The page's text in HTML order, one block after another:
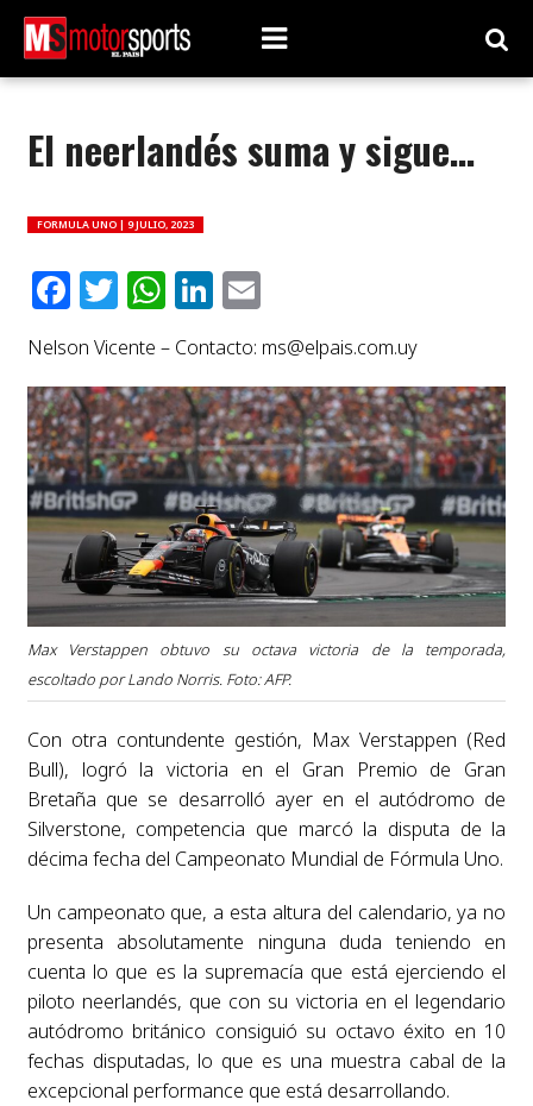
El neerlandés suma y sigue…
FORMULA UNO | 9 JULIO, 2023
Facebook
Twitter
WhatsApp
LinkedIn
Email
Nelson Vicente – Contacto: ms@elpais.com.uy
Max Verstappen obtuvo su octava victoria de la temporada,
escoltado por Lando Norris. Foto: AFP.
Con otra contundente gestión, Max Verstappen (Red
Bull), logró la victoria en el Gran Premio de Gran
Bretaña que se desarrolló ayer en el autódromo de
Silverstone, competencia que marcó la disputa de la
décima fecha del Campeonato Mundial de Fórmula Uno.
Un campeonato que, a esta altura del calendario, ya no
presenta absolutamente ninguna duda teniendo en
cuenta lo que es la supremacía que está ejerciendo el
piloto neerlandés, que con su victoria en el legendario
autódromo británico consiguió su octavo éxito en 10
fechas disputadas, lo que es una muestra cabal de la
excepcional performance que está desarrollando.